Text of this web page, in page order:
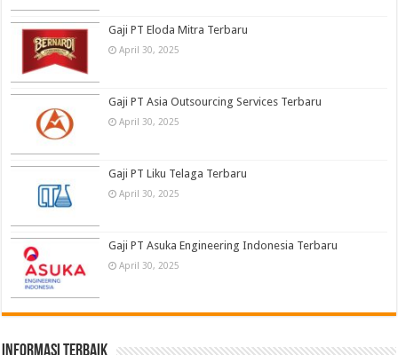
Gaji PT Eloda Mitra Terbaru
April 30, 2025
Gaji PT Asia Outsourcing Services Terbaru
April 30, 2025
Gaji PT Liku Telaga Terbaru
April 30, 2025
Gaji PT Asuka Engineering Indonesia Terbaru
April 30, 2025